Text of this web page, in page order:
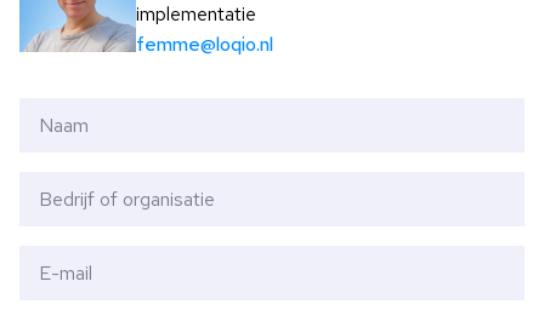
implementatie
femme@loqio.nl